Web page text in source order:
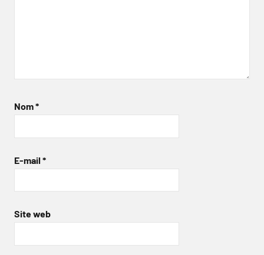
Nom*
E-mail *
Site web